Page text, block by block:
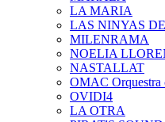
LA MARIA
LAS NINYAS
MILENRAMA
NOELIA
NASTALLAT
OMAC Orquestra
OVIDI4
LA OTRA